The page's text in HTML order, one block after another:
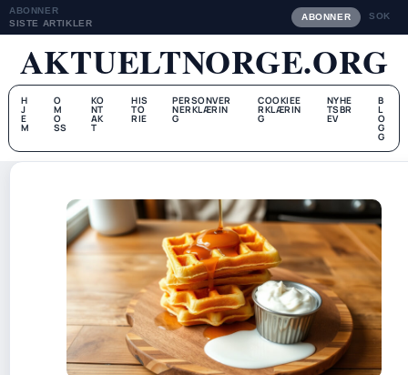
ABONNER
SISTE ARTIKLER
ABONNER SOK
AKTUELTNORGE.ORG
H
J
E
M
O
M
O
SS
KO
NT
AK
T
HIS
TO
RIE
PERSONVER
NERKLÆRIN
G
COOKIEE
RKLÆRIN
G
NYHE
TSBR
EV
B
L
O
G
G